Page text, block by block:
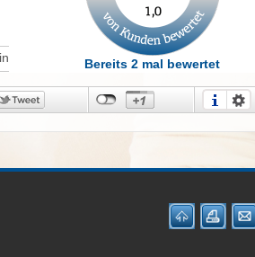
Bereits 2 mal bewertet